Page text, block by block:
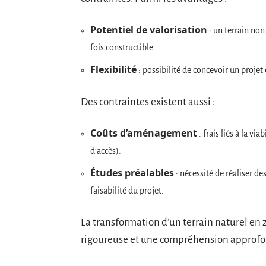
Potentiel de valorisation : un terrain
fois constructible.
Flexibilité : possibilité de concevoir un
Des contraintes existent aussi :
Coûts d’aménagement : frais liés à la
d’accès).
Études préalables : nécessité de réaliser
faisabilité du projet.
La transformation d’un terrain naturel
rigoureuse et une compréhension